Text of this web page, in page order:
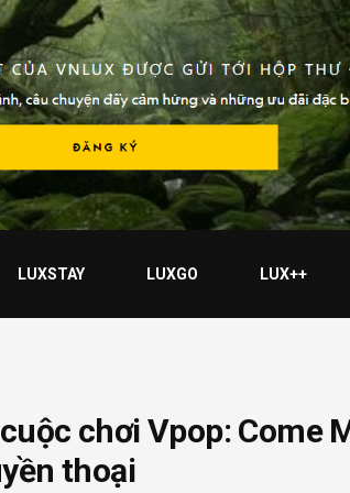
LUXSTAY LUXGO LUX++
chơi Vpop: Come
thoại